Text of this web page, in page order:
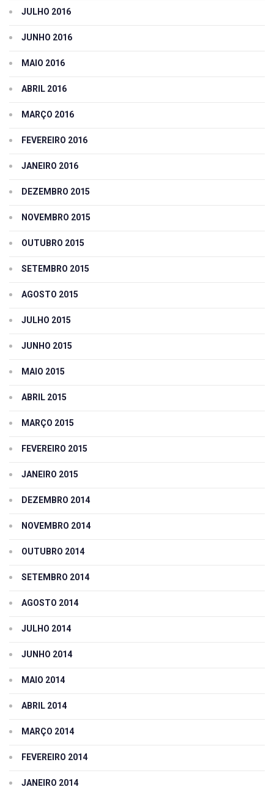
JULHO 2016
JUNHO 2016
MAIO 2016
ABRIL 2016
MARÇO 2016
FEVEREIRO 2016
JANEIRO 2016
DEZEMBRO 2015
NOVEMBRO 2015
OUTUBRO 2015
SETEMBRO 2015
AGOSTO 2015
JULHO 2015
JUNHO 2015
MAIO 2015
ABRIL 2015
MARÇO 2015
FEVEREIRO 2015
JANEIRO 2015
DEZEMBRO 2014
NOVEMBRO 2014
OUTUBRO 2014
SETEMBRO 2014
AGOSTO 2014
JULHO 2014
JUNHO 2014
MAIO 2014
ABRIL 2014
MARÇO 2014
FEVEREIRO 2014
JANEIRO 2014